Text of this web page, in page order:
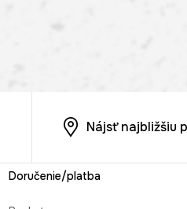
Nájsť najbližšiu
Doručenie/platba